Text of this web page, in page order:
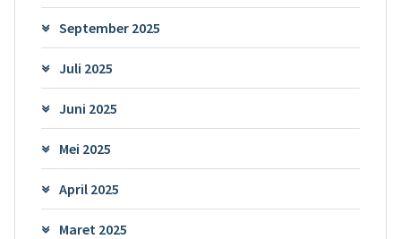
September 2025
Juli 2025
Juni 2025
Mei 2025
April 2025
Maret 2025